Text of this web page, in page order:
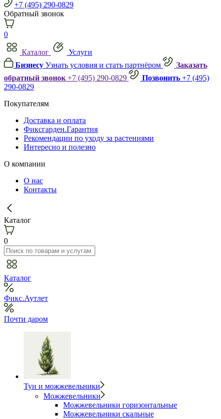
+7 (495) 290-0829
Обратный звонок
0
Каталог
Услуги
Бизнесу Узнать условия и стать партнёром
Заказать
обратный звонок +7 (495) 290-0829 Позвонить +7 (495)
290-0829
Покупателям
Доставка и оплата
Фиксгарден.Гарантия
Рекомендации по уходу за растениями
Интересно и полезно
О компании
О нас
Контакты
Каталог
0
Каталог
Фикс.Аутлет
Почти даром
Туи и можжевельники
Можжевельники
Можжевельники горизонтальные
Можжевельники скальные